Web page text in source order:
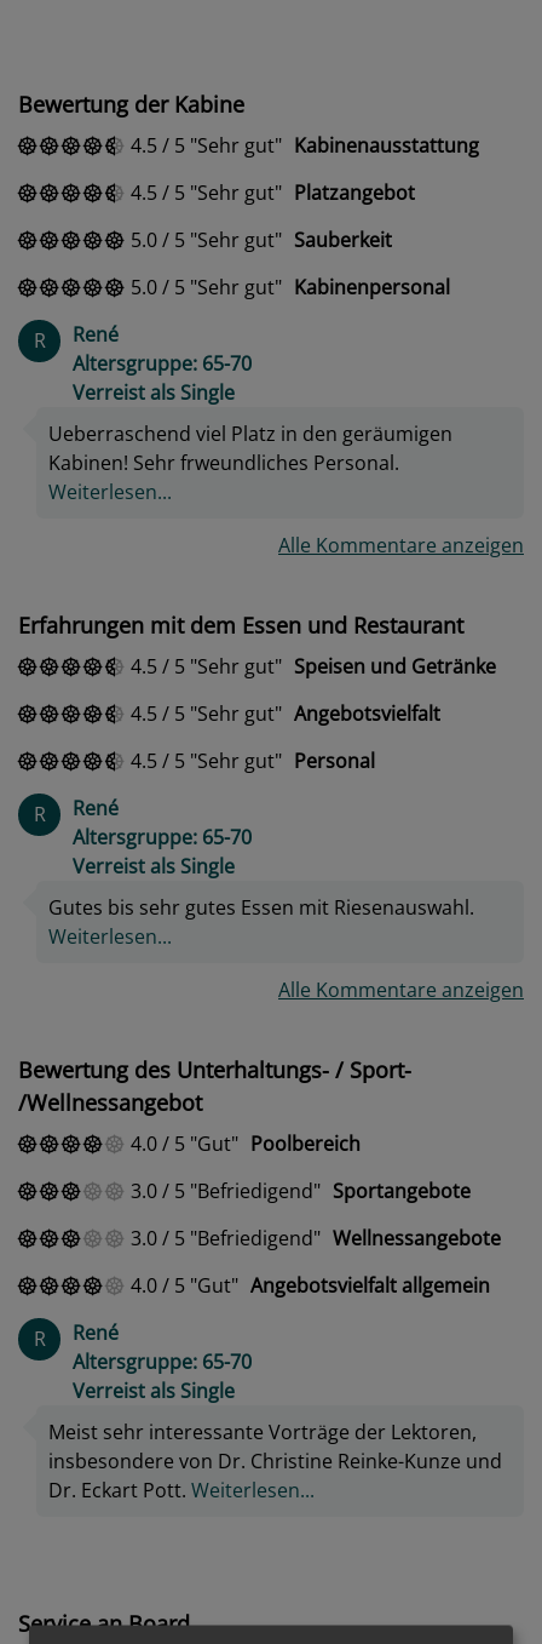
Bewertung der Kabine
4.5/ 5 Sehr gut
Kabinenausstattung
4.5/ 5 Sehr gut
Platzangebot
5.0/ 5 Sehr gut
Sauberkeit
5.0/ 5 Sehr gut
Kabinenpersonal
R
René
Altersgruppe: 65-70
Verreist als Single
Ueberraschend viel Platz in den geräumigen
Kabinen! Sehr frweundliches Personal.
Weiterlesen...
Alle Kommentare anzeigen
Erfahrungen mit dem Essen und Restaurant
4.5/ 5 Sehr gut
Speisen und Getränke
4.5/ 5 Sehr gut
Angebotsvielfalt
4.5/ 5 Sehr gut
Personal
R
René
Altersgruppe: 65-70
Verreist als Single
Gutes bis sehr gutes Essen mit Riesenauswahl.
Weiterlesen...
Alle Kommentare anzeigen
Bewertung des Unterhaltungs- / Sport-
/Wellnessangebot
4.0/ 5 Gut
Poolbereich
3.0/ 5 Befriedigend
Sportangebote
3.0/ 5 Befriedigend
Wellnessangebote
4.0/ 5 Gut
Angebotsvielfalt allgemein
R
René
Altersgruppe: 65-70
Verreist als Single
Meist sehr interessante Vorträge der Lektoren,
insbesondere von Dr. Christine Reinke-Kunze und
Dr. Eckart Pott. Weiterlesen...
Service an Board